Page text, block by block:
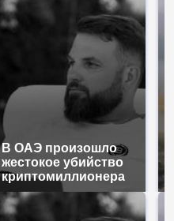
В ОАЭ произошло
жестокое убийство
криптомиллионера